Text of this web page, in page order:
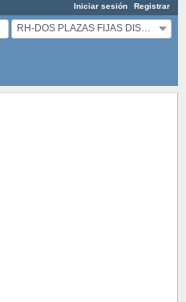
Iniciar sesión Registrar
RH-DOS PLAZAS FIJAS DISCONTINUAS PORTUARIO(A) ROTA